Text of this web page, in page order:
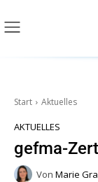
Start Aktuelles
AKTUELLES
gefma-
Von Marie